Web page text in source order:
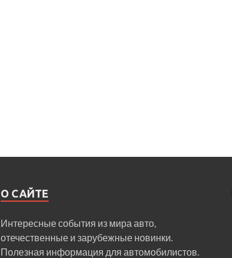
О САЙТЕ
Интересные события из мира авто,
отечественные и зарубежные новинки.
Полезная информация для автомобилистов.